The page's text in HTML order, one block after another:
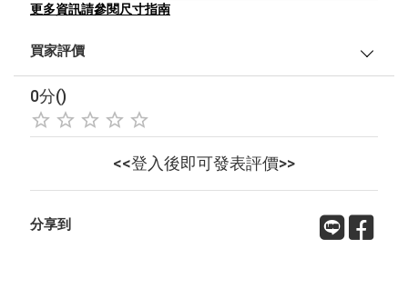
更多資訊請參閱尺寸指南
買家評價
0分()
<<登入後即可發表評價>>
分享到